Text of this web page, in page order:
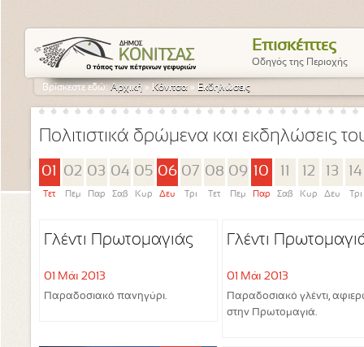
Επισκέπτες
Οδηγός της Περιοχής
Βρίσκεστε εδώ:Αρχική » Κόνιτσα » Εκδηλώσεις
Πολιτιστικά δρώμενα και εκδηλώσεις
01
Τετ
02
Πεμ
03
Παρ
04
Σαβ
05
Κυρ
06
Δευ
07
Τρι
08
Τετ
09
Πεμ
10
Παρ Σαβ
12
Κυρ
13
Δευ
14
Τρι
Γλέντι Πρωτομαγιάς
01 Μάι 2013
Παραδοσιακό πανηγύρι.
Γλέντι
01 Μάι 2013
Παραδοσιακό γλέντι,
στην Πρωτομαγιά.